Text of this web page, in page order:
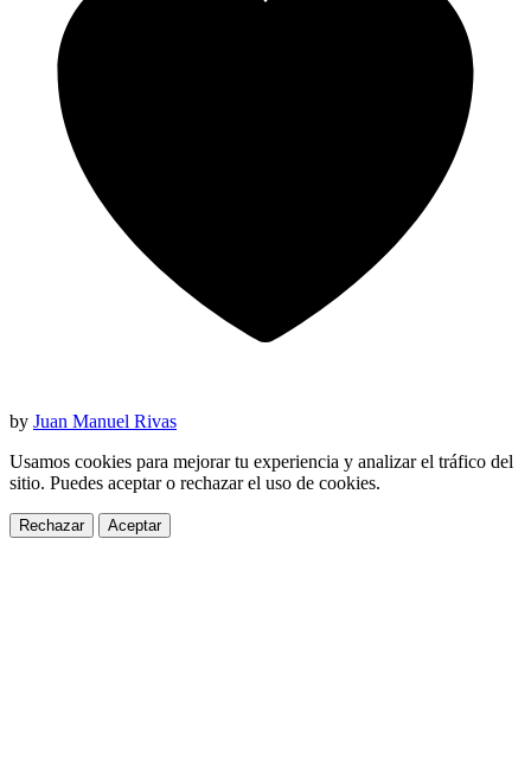
by Juan Manuel Rivas
Usamos cookies para mejorar tu experiencia y analizar el tráfico del
sitio. Puedes aceptar o rechazar el uso de cookies.
Rechazar Aceptar